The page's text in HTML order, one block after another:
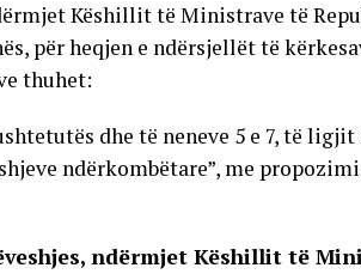
Këshillit të Ministrave të
për heqjen e ndërsjellët të
thuhet:
dhe të neneve 5 e 7, të ligjit
ndërkombëtare”, me
ndërmjet Këshillit të